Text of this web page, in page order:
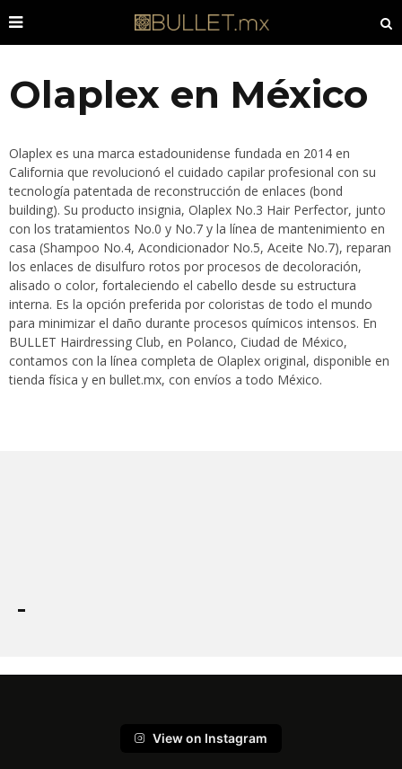
Olaplex en México
Olaplex es una marca estadounidense fundada en 2014 en
California que revolucionó el cuidado capilar profesional con su
tecnología patentada de reconstrucción de enlaces (bond
building). Su producto insignia, Olaplex No.3 Hair Perfector, junto
con los tratamientos No.0 y No.7 y la línea de mantenimiento en
casa (Shampoo No.4, Acondicionador No.5, Aceite No.7), reparan
los enlaces de disulfuro rotos por procesos de decoloración,
alisado o color, fortaleciendo el cabello desde su estructura
interna. Es la opción preferida por coloristas de todo el mundo
para minimizar el daño durante procesos químicos intensos. En
BULLET Hairdressing Club, en Polanco, Ciudad de México,
contamos con la línea completa de Olaplex original, disponible en
tienda física y en bullet.mx, con envíos a todo México.
View on Instagram